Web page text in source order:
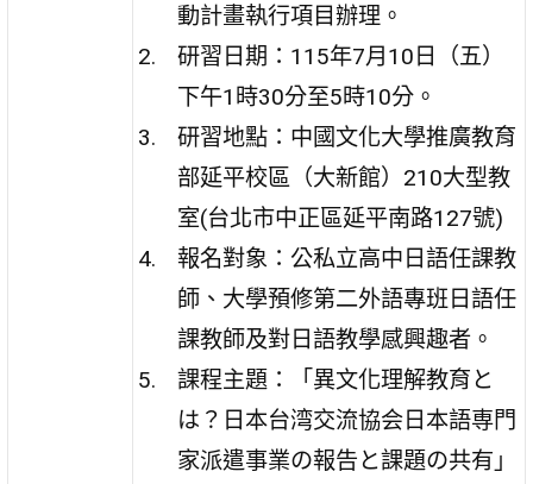
動計畫執行項目辦理。
研習日期：115年7月10日（五）
下午1時30分至5時10分。
研習地點：中國文化大學推廣教育
部延平校區（大新館）210大型教
室(台北市中正區延平南路127號)
報名對象：公私立高中日語任課教
師、大學預修第二外語專班日語任
課教師及對日語教學感興趣者。
課程主題：「異文化理解教育と
は？日本台湾交流協会日本語専門
家派遣事業の報告と課題の共有」